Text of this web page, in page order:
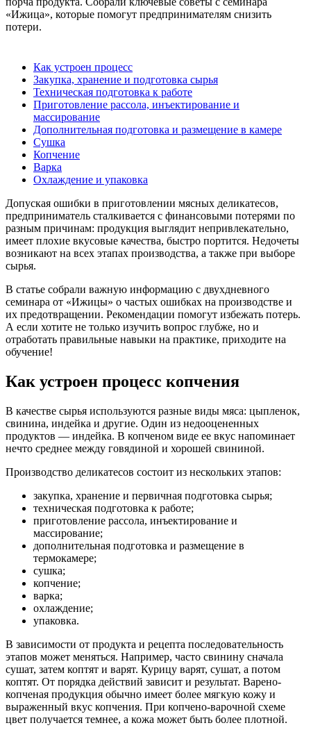
«Ижица», которые помогут предпринимателям снизить
потери.
Как устроен процесс
Закупка, хранение и подготовка сырья
Техническая подготовка к работе
Приготовление рассола, инъектирование и
массирование
Дополнительная подготовка и размещение в камере
Сушка
Копчение
Варка
Охлаждение и упаковка
Допуская ошибки в приготовлении мясных деликатесов,
предприниматель сталкивается с финансовыми потерями по
разным причинам: продукция выглядит непривлекательно,
имеет плохие вкусовые качества, быстро портится. Недочеты
возникают на всех этапах производства, а также при выборе
сырья.
В статье собрали важную информацию с двухдневного
семинара от «Ижицы» о частых ошибках на производстве и
их предотвращении. Рекомендации помогут избежать потерь.
А если хотите не только изучить вопрос глубже, но и
отработать правильные навыки на практике, приходите на
обучение!
Как устроен процесс копчения
В качестве сырья используются разные виды мяса: цыпленок,
свинина, индейка и другие. Один из недооцененных
продуктов — индейка. В копченом виде ее вкус напоминает
нечто среднее между говядиной и хорошей свининой.
Производство деликатесов состоит из нескольких этапов:
закупка, хранение и первичная подготовка сырья;
техническая подготовка к работе;
приготовление рассола, инъектирование и
массирование;
дополнительная подготовка и размещение в
термокамере;
сушка;
копчение;
варка;
охлаждение;
упаковка.
В зависимости от продукта и рецепта последовательность
этапов может меняться. Например, часто свинину сначала
сушат, затем коптят и варят. Курицу варят, сушат, а потом
коптят. От порядка действий зависит и результат. Варено-
копченая продукция обычно имеет более мягкую кожу и
выраженный вкус копчения. При копчено-варочной схеме
цвет получается темнее, а кожа может быть более плотной.